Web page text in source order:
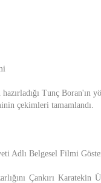
Tunç Boran'ın
çekimleri tamamlandı.
Adlı Belgesel Filmi
Çankırı